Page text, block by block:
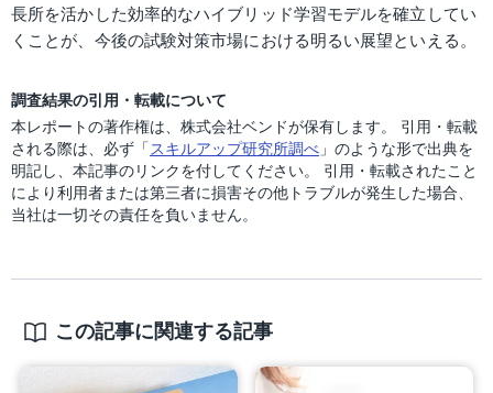
長所を活かした効率的なハイブリッド学習モデルを確立してい
くことが、今後の試験対策市場における明るい展望といえる。
調査結果の引用・転載について
本レポートの著作権は、株式会社ベンドが保有します。 引用・転載
される際は、必ず「 スキルアップ研究所調べ 」のような形で出典を
明記し、本記事のリンクを付してください。 引用・転載されたこと
により利用者または第三者に損害その他トラブルが発生した場合、
当社は一切その責任を負いません。
この記事に関連する記事